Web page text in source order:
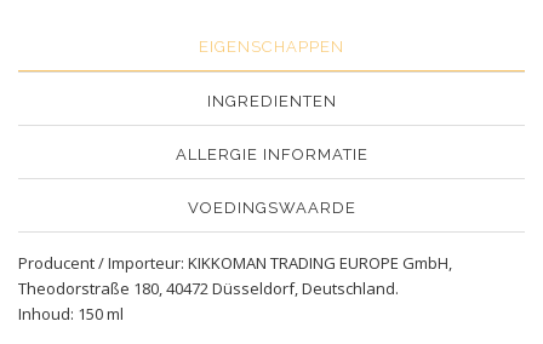
EIGENSCHAPPEN
INGREDIENTEN
ALLERGIE INFORMATIE
VOEDINGSWAARDE
Producent / Importeur: KIKKOMAN TRADING EUROPE GmbH,
Theodorstraße 180, 40472 Düsseldorf, Deutschland.
Inhoud: 150 ml